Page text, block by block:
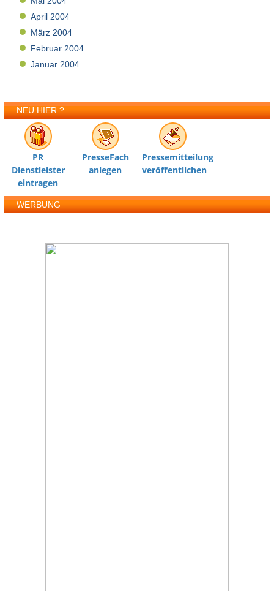
April 2004
März 2004
Februar 2004
Januar 2004
NEU HIER ?
PR
Dienstleister
eintragen
PresseFach
anlegen
Pressemitteilung
veröffentlichen
WERBUNG